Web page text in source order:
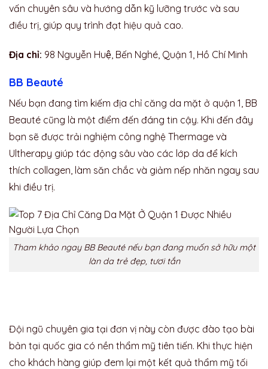
vấn chuyên sâu và hướng dẫn kỹ lưỡng trước và sau
điều trị, giúp quy trình đạt hiệu quả cao.
Địa chỉ: 98 Nguyễn Huệ, Bến Nghé, Quận 1, Hồ Chí Minh
BB Beauté
Nếu bạn đang tìm kiếm địa chỉ căng da mặt ở quận 1, BB
Beauté cũng là một điểm đến đáng tin cậy. Khi đến đây
bạn sẽ được trải nghiệm công nghệ Thermage và
Ultherapy giúp tác động sâu vào các lớp da để kích
thích collagen, làm săn chắc và giảm nếp nhăn ngay sau
khi điều trị.
Tham khảo ngay BB Beauté nếu bạn đang muốn sở hữu một
làn da trẻ đẹp, tươi tắn
Đội ngũ chuyên gia tại đơn vị này còn được đào tạo bài
bản tại quốc gia có nền thẩm mỹ tiên tiến. Khi thực hiện
cho khách hàng giúp đem lại một kết quả thẩm mỹ tối